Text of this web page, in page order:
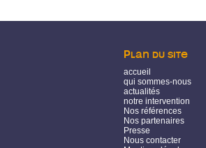
Plan du site
accueil
qui sommes-nous
actualités
notre intervention
Nos références
Nos partenaires
Presse
Nous contacter